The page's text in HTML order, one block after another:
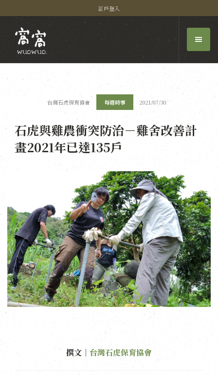
訂戶登入
台灣石虎保育協會 每週時事 2021/07/30
石虎與雞農衝突防治－雞舍改善計
畫2021年已達135戶
撰文｜ 台灣石虎保育協會